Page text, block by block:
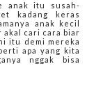
anak itu susah-
kadang keras
anak kecil
akal cari cara biar
itu demi mereka
apa yang kita
nggak bisa